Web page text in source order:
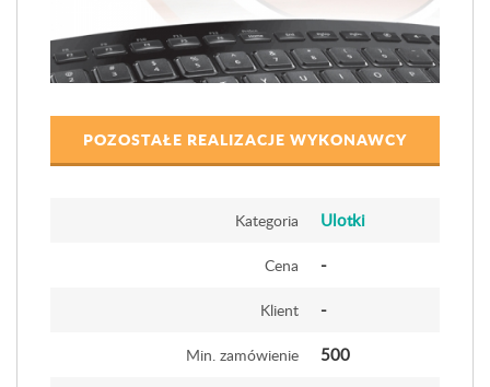
POZOSTAŁE REALIZACJE WYKONAWCY
Kategoria Ulotki
Cena -
Klient -
Min. zamówienie 500